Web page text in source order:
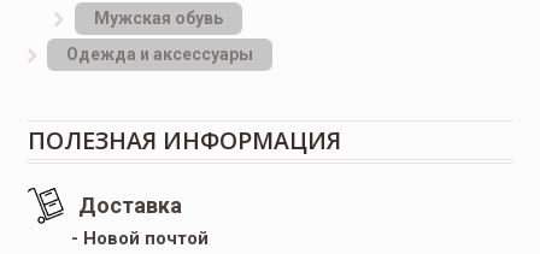
Мужская обувь
Одежда и аксессуары
ПОЛЕЗНАЯ ИНФОРМАЦИЯ
Доставка
- Новой почтой